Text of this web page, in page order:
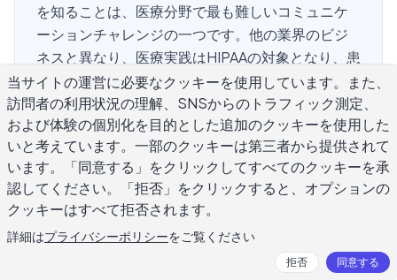
を知ることは、医療分野で最も難しいコミュニケ
ーションチャレンジの一つです。他の業界のビジ
ネスと異なり、医療実践はHIPAAの対象となり、患
者の治療、身元、または受診についての公開での
認識を制限しています。一つの不注意な対応でさ
え、保護された健康情報を露出させ、あなたの意
図が単にあなたの側の話を説明することであって
も、コンプライアンス上の責任を生じさせること
ができます。本ガイドでは、HIPAA対応の対応フレ
ームワーク、すぐに使用できるテンプレート、お
よび患者の詳細を確認または否定することなく、
請求紛争から待ち時間まで、苦情を処理するため
当サイトの運営に必要なクッキーを使用しています。また、
訪問者の利用状況の理解、SNSからのトラフィック測定、
および体験の個別化を目的とした追加のクッキーを使用した
いと考えています。一部のクッキーは第三者から提供されて
います。「同意する」をクリックしてすべてのクッキーを承
認してください。「拒否」をクリックすると、オプションの
クッキーはすべて拒否されます。
詳細はプライバシーポリシーをご覧ください
拒否 同意する